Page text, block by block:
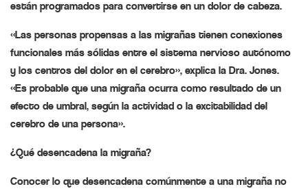
están programados para convertirse en un dolor de cabeza.
«Las personas propensas a las migrañas tienen conexiones
funcionales más sólidas entre el sistema nervioso autónomo
y los centros del dolor en el cerebro», explica la Dra. Jones.
«Es probable que una migraña ocurra como resultado de un
efecto de umbral, según la actividad o la excitabilidad del
cerebro de una persona».
¿Qué desencadena la migraña?
Conocer lo que desencadena comúnmente a una migraña no